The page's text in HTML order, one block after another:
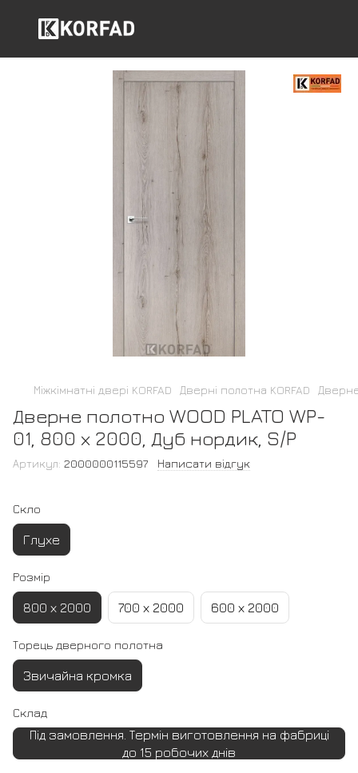
Міжкімнатні двері KORFAD Дверні полотна KORFAD
Дверне полотно WOOD PLATO WP-
01, 800 х 2000, Дуб нордик, S/P
Артикул: 2000000115597 Написати відгук
Скло
Глухе
Розмір
800 х 2000 700 х 2000 600 х 2000
Торець дверного полотна
Звичайна кромка
Склад
Під замовлення. Термін виготовлення на фабриці
до 15 робочих днів